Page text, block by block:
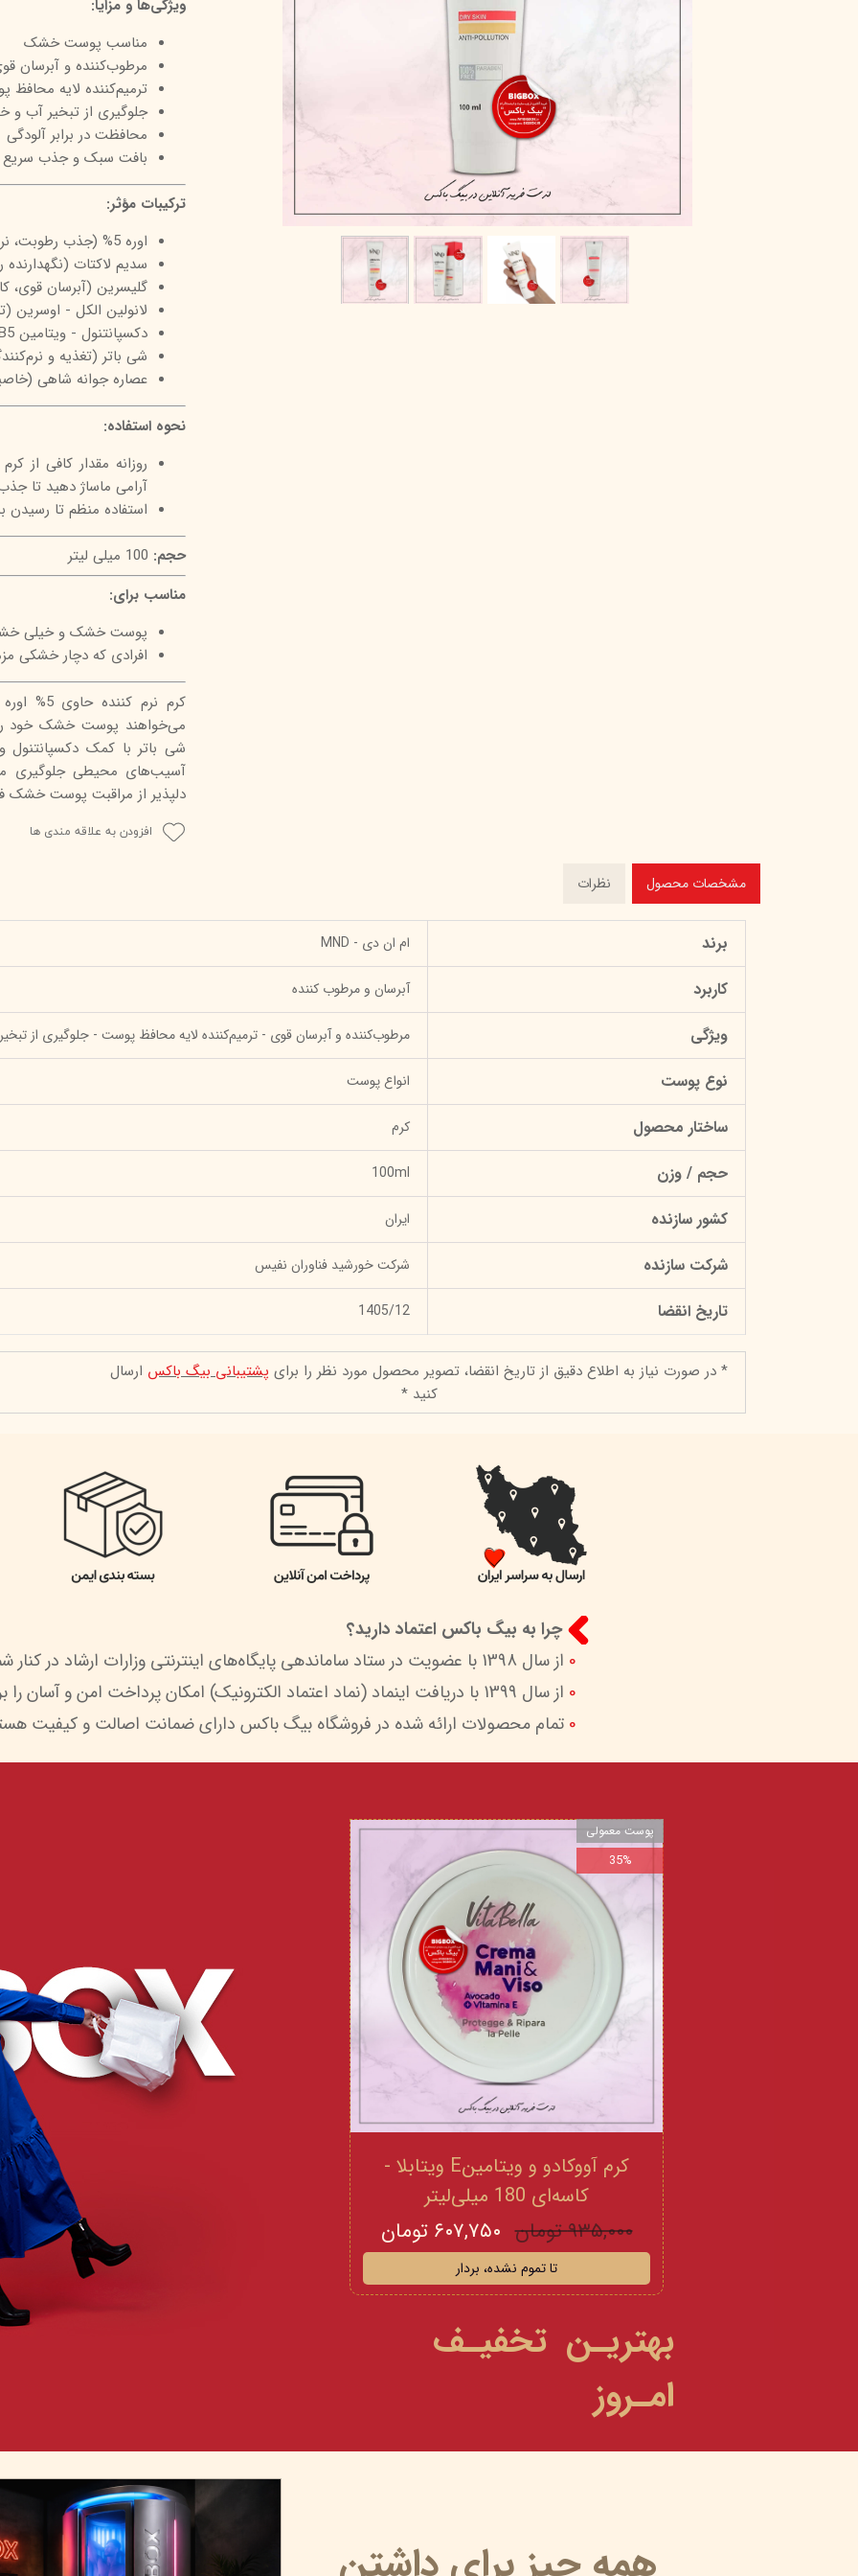
مراقبت چشم
شوینده صورت
ضد جوش و آکنه
ضد قارچ و باکتری
پاک دارو
آر یو آکی
شال کوین
اوک
دیپ سنس
سون کوئین
لاکچری کوین
ویژگی‌ها و مزایا:
مناسب پوست خشک
مرطوب‌کننده و آبرسان
ترمیم‌کننده لایه محافظ
جلوگیری از تبخیر آب
محافظت در برابر آلودگی
بافت سبک و جذب سریع
ترکیبات مؤثر:
اوره 5% (جذب رطوبت، نرم کردن بافت پوست، کمک به کاهش خشکی)
سدیم لاکتات
گلیسرین (آبرسان
لانولین الکل - اوسرین
دکسپانتنول - ویتامین B5 (ترمیم و بازسازی بافت پوست، کاهش التهاب)
شی باتر (تغذیه و
عصاره جوانه شاهی
نحوه استفاده:
روزانه مقدار کافی از
آرامی ماساژ دهید تا
استفاده منظم تا
حجم: 100 میلی لیتر
مناسب برای:
پوست خشک و خیلی
افرادی که دچار خشکی
کرم نرم
می‌خواهند پوست خشک خود را
شی باتر با کمک دکسپانتنول
آسیب‌های محیطی جلوگیری
دلپذیر از مراقبت پوست خشک
افزودن به علاقه مندی ها
مشخصات محصول نظرات
برند ام ان دی - MND
کاربرد آبرسان و مرطوب کننده
ویژگی مرطوب‌کننده و آبرسان قوی - ترمیم‌کننده لایه محافظ پوست - جلوگیری از
نوع پوست انواع پوست
ساختار محصول کرم
حجم / وزن 100ml
کشور سازنده ایران
شرکت سازنده شرکت خورشید فناوران نفیس
تاریخ انقضا 1405/12
* در صورت نیاز به اطلاع دقیق از تاریخ انقضا، تصویر محصول مورد نظر را برای پشتیبانی بیگ باکس ارسال
کنید *
چرا به بیگ باکس اعتماد دارید؟
0 از سال 1398 با عضویت در ستاد ساماندهی پایگاه‌های اینترنتی وزارات ارشاد در کنار شما هستیم.
0 از سال 1399 با دریافت اینماد (نماد اعتماد الکترونیک) امکان پرداخت امن و آسان را برای شما فراهم کردیم.
0 تمام محصولات ارائه شده در فروشگاه بیگ باکس دارای ضمانت اصالت و کیفیت
بهتریـن تخفیـف
امـروز
کرم آووکادو و ویتامینE ویتابلا -
کاسه‌ای 180 میلی‌لیتر
۹۳۵,۰۰۰ تومان ۶۰۷,۷۵۰ تومان
تا تموم نشده، بردار
پوست معمولی
35%